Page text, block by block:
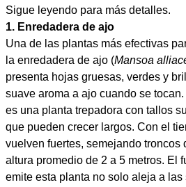
Sigue leyendo para más detalles.
1. Enredadera de ajo
Una de las plantas más efectivas
la enredadera de ajo (Mansoa
presenta hojas gruesas, verdes y
suave aroma a ajo cuando se
es una planta trepadora con tallos
que pueden crecer largos. Con el
vuelven fuertes, semejando troncos
altura promedio de 2 a 5 metros. El
emite esta planta no solo aleja a